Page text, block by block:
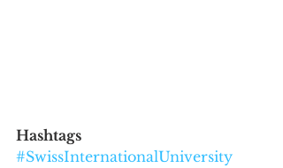
Hashtags
#SwissInternationalUniversity